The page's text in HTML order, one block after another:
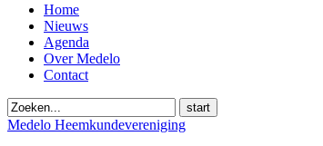
Home
Nieuws
Agenda
Over Medelo
Contact
start
Medelo Heemkundevereniging